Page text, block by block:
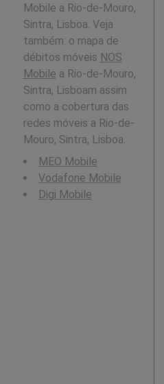
Mobile a Rio-de-Mouro,
Sintra, Lisboa. Veja
também: o mapa de
débitos móveis NOS
Mobile a Rio-de-Mouro,
Sintra, Lisboam assim
como a cobertura das
redes móveis a Rio-de-
Mouro, Sintra, Lisboa.
MEO Mobile
Vodafone Mobile
Digi Mobile